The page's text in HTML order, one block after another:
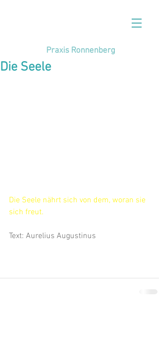
Praxis Ronnenberg
Die Seele
Die Seele nährt sich von dem, woran sie
sich freut.
Text: Aurelius Augustinus